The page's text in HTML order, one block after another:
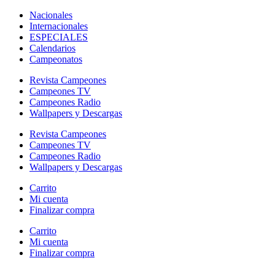
Nacionales
Internacionales
ESPECIALES
Calendarios
Campeonatos
Revista Campeones
Campeones TV
Campeones Radio
Wallpapers y Descargas
Revista Campeones
Campeones TV
Campeones Radio
Wallpapers y Descargas
Carrito
Mi cuenta
Finalizar compra
Carrito
Mi cuenta
Finalizar compra